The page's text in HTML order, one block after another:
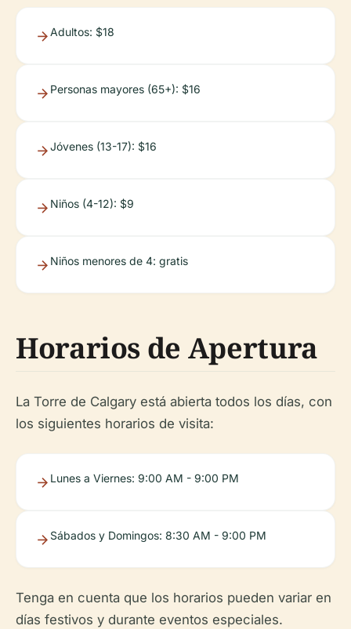
Adultos: $18
Personas mayores (65+): $16
Jóvenes (13-17): $16
Niños (4-12): $9
Niños menores de 4: gratis
Horarios de Apertura
La Torre de Calgary está abierta todos los días, con
los siguientes horarios de visita:
Lunes a Viernes: 9:00 AM - 9:00 PM
Sábados y Domingos: 8:30 AM - 9:00 PM
Tenga en cuenta que los horarios pueden variar en
días festivos y durante eventos especiales.